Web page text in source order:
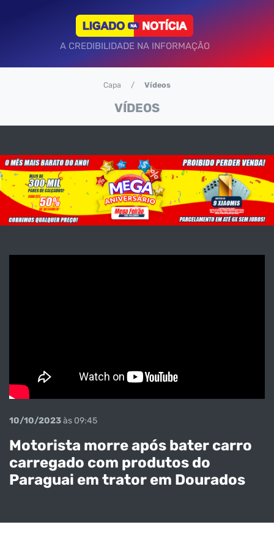
A CREDIBILIDADE NA INFORMAÇÃO
VÍDEOS
Capa Vídeos
10/10/2023às 09:45
Motorista morre após bater carro
carregado com produtos do
Paraguai em trator em Dourados
Veja o
momento em
pistoleiros